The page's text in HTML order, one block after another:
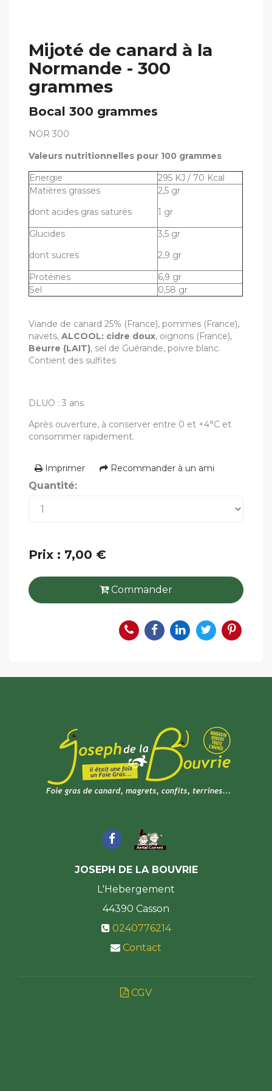
Mijoté de canard à la
Normande - 300
grammes
Bocal 300 grammes
NOR 300
Valeurs nutritionnelles pour 100 grammes
Energie
295 KJ / 70 Kcal
Matières grasses
dont acides gras saturés
2,5 gr
1 gr
Glucides
dont sucres
3,5 gr
2,9 gr
Protéines
6,9 gr
Sel
0,58 gr
Viande de canard 25% (France), pommes (France),
navets,ALCOOL: cidre doux, oignons (France),
Beurre (LAIT), sel de Guérande, poivre blanc.
Contient des sulfites
DLUO : 3 ans
Après ouverture, à conserver entre 0 et +4°C et
consommer rapidement.
Imprimer Recommander à un ami
Quantité:
Prix : 7,00 €
Commander
JOSEPH DE LA BOUVRIE
L'Hebergement
44390 Casson
0240776214
Contact
CGV